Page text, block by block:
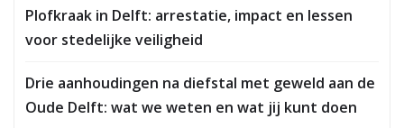
Plofkraak in Delft: arrestatie, impact en lessen
voor stedelijke veiligheid
Drie aanhoudingen na diefstal met geweld aan de
Oude Delft: wat we weten en wat jij kunt doen